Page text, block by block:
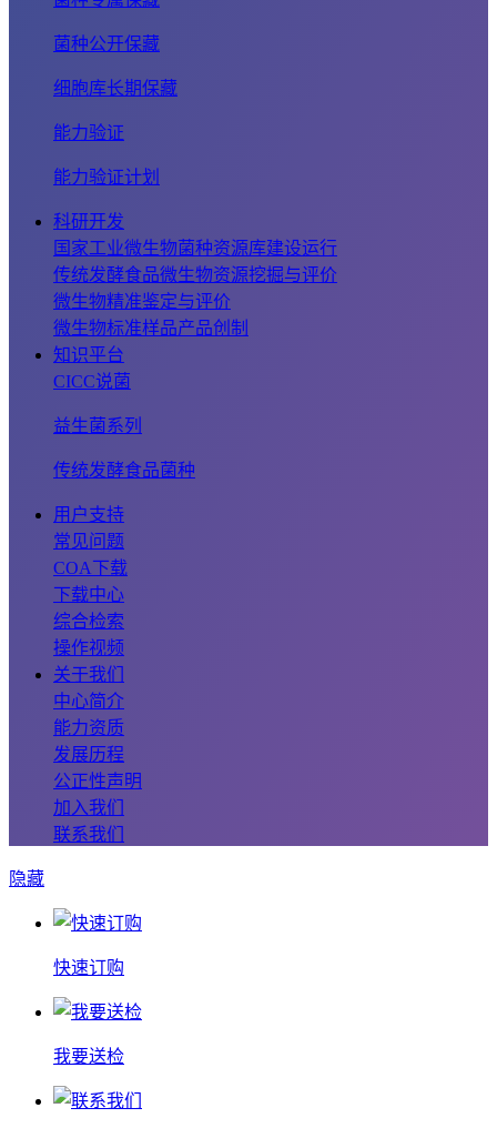
菌种公开保藏
细胞库长期保藏
能力验证
能力验证计划
科研开发
国家工业微生物菌种资源库建设运行
传统发酵食品微生物资源挖掘与评价
微生物精准鉴定与评价
微生物标准样品产品创制
知识平台
CICC说菌
益生菌系列
传统发酵食品菌种
用户支持
常见问题
COA下载
下载中心
综合检索
操作视频
关于我们
中心简介
能力资质
发展历程
公正性声明
加入我们
联系我们
隐藏
快速订购
我要送检